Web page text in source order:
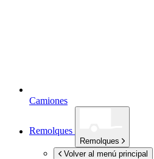
Camiones
Remolques
Remolques
Volver al menú principal